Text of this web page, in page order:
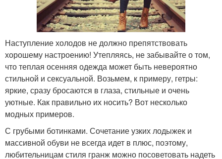
Наступление холодов не должно препятствовать
хорошему настроению! Утепляясь, не забывайте о том,
что теплая осенняя одежда может быть невероятно
стильной и сексуальной. Возьмем, к примеру, гетры:
яркие, сразу бросаются в глаза, стильные и очень
уютные. Как правильно их носить? Вот несколько
модных примеров.
С грубыми ботинками. Сочетание узких лодыжек и
массивной обуви не всегда идет в плюс, поэтому,
любительницам стиля гранж можно посоветовать надеть